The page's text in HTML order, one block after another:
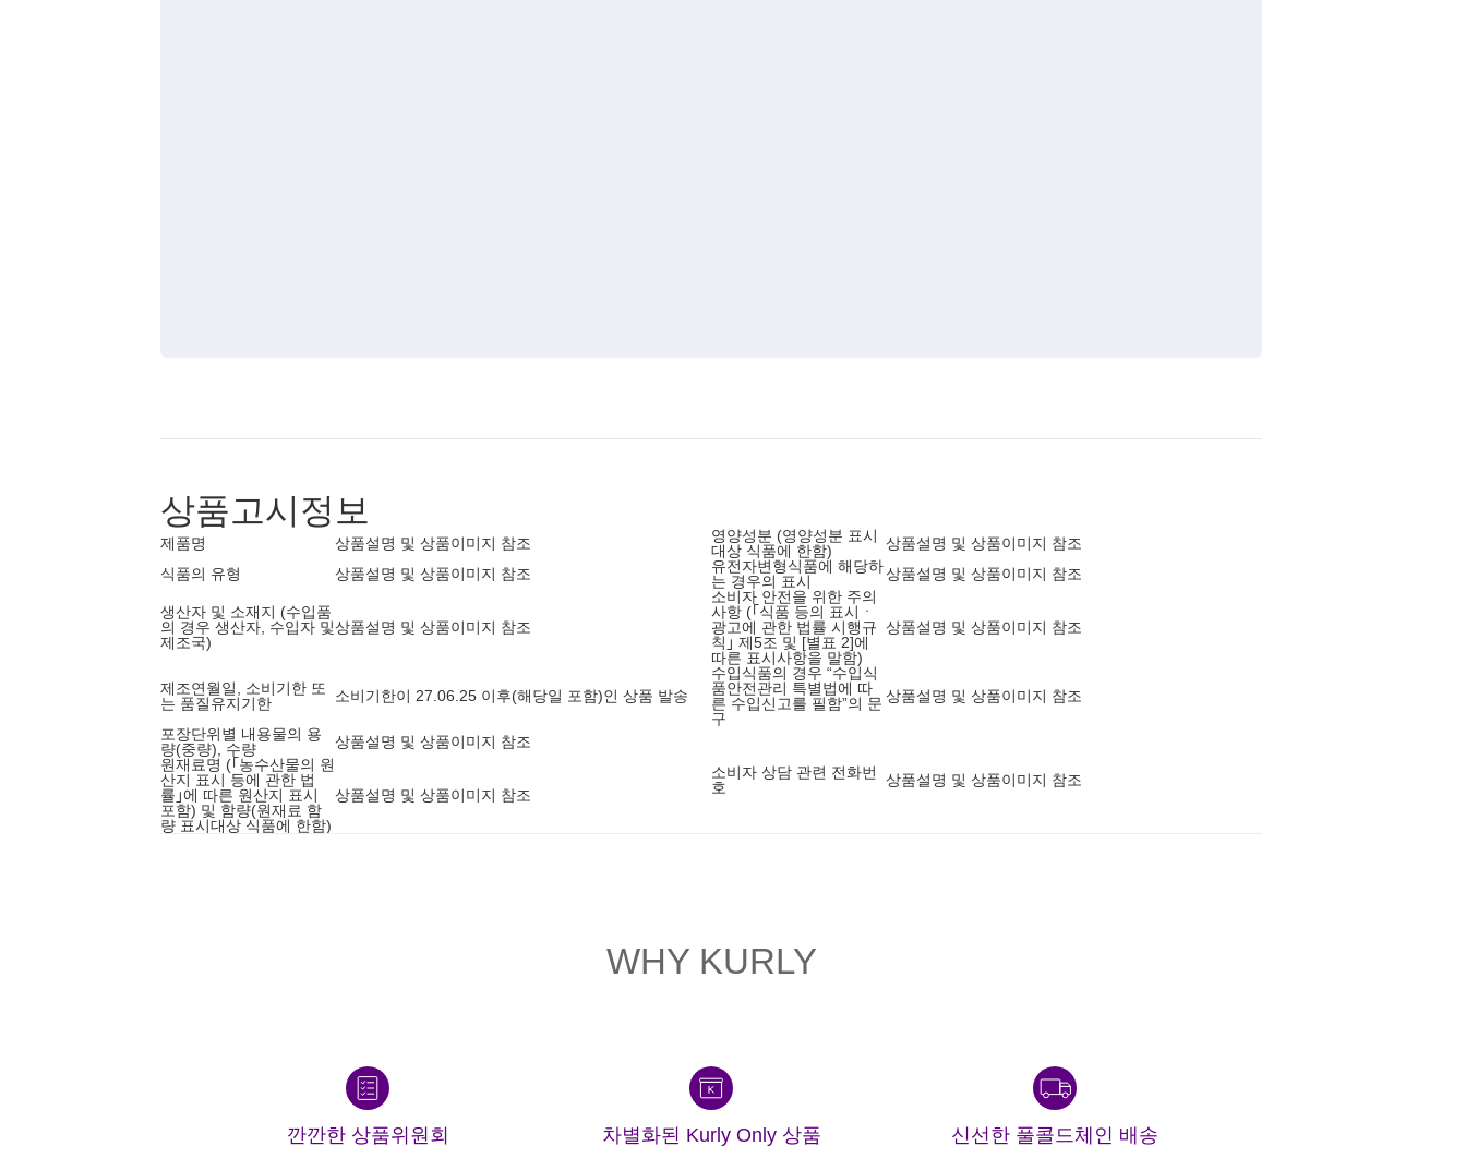
상품고시정보
제품명 상품설명 및 상품이미지 참조
영양성분 (영양성분 표시
대상 식품에 한함)
상품설명 및 상품이미지 참조
식품의 유형
상품설명 및 상품이미지 참조
유전자변형식품에 해당하
는 경우의 표시
상품설명 및 상품이미지 참조
생산자 및 소재지 (수입품
의 경우 생산자, 수입자 및
제조국)
상품설명 및 상품이미지 참조
소비자 안전을 위한 주의
사항 (｢식품 등의 표시ㆍ
광고에 관한 법률 시행규
칙｣ 제5조 및 [별표 2]에
따른 표시사항을 말함)
상품설명 및 상품이미지 참조
제조연월일, 소비기한 또
는 품질유지기한
소비기한이 27.06.25 이후(해당일 포함)인 상품 발송
수입식품의 경우 “수입식
품안전관리 특별법에 따
른 수입신고를 필함”의 문
구
상품설명 및 상품이미지 참조
포장단위별 내용물의 용
량(중량), 수량
상품설명 및 상품이미지 참조
소비자 상담 관련 전화번
호
상품설명 및 상품이미지 참조
원재료명 (｢농수산물의 원
산지 표시 등에 관한 법
률｣에 따른 원산지 표시
포함) 및 함량(원재료 함
량 표시대상 식품에 한함)
상품설명 및 상품이미지 참조
WHY KURLY
깐깐한 상품위원회 차별화된 Kurly Only 상품 신선한 풀콜드체인 배송